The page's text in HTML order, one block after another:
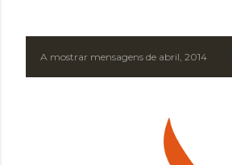
MA mostrar mensagens de abril, 2014